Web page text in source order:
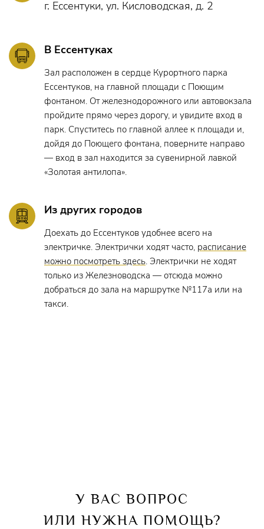
г. Ессентуки, ул. Кисловодская, д. 2
В Ессентуках
Зал расположен в сердце Курортного парка
Ессентуков, на главной площади с Поющим
фонтаном. От железнодорожного или автовокзала
пройдите прямо через дорогу, и увидите вход в
парк. Спуститесь по главной аллее к площади и,
дойдя до Поющего фонтана, поверните направо
— вход в зал находится за сувенирной лавкой
«Золотая антилопа».
Из других городов
Доехать до Ессентуков удобнее всего на
электричке. Электрички ходят часто, расписание
можно посмотреть здесь. Электрички не ходят
только из Железноводска — отсюда можно
добраться до зала на маршрутке №117а или на
такси.
У ВАС ВОПРОС
ИЛИ НУЖНА ПОМОЩЬ?